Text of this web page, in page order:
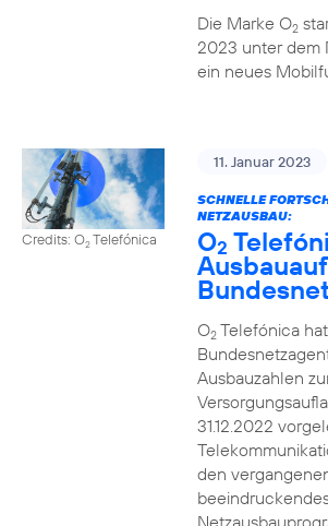
Die Marke O2
2023 unter dem
ein neues
Credits: O2Telefónica
11. Januar 2023
SCHNELLE
NETZAUSBAU:
O2
O2Telefónica
Ausbauzahlen
31.12.2022
den